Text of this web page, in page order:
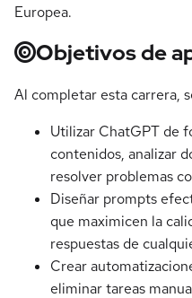
Europea.
Objetivos de
Al completar esta carrera,
Utilizar ChatGPT de
contenidos, analizar
resolver problemas
Diseñar prompts
que maximicen la
respuestas de
Crear
eliminar tareas